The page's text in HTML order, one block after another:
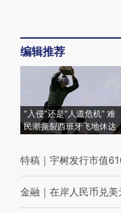
编辑推荐
“入侵”还是“人道危机” 难
民潮撕裂西班牙飞地休达
特稿 ｜ 宇树发行市值
金融 ｜ 在岸人民币兑